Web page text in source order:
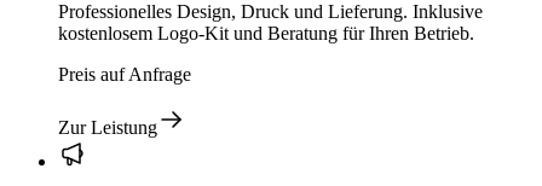
Professionelles Design, Druck und Lieferung. Inklusive
kostenlosem Logo-Kit und Beratung für Ihren Betrieb.
Preis auf Anfrage
Zur Leistung